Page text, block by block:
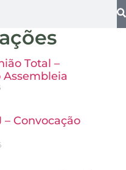
Total –
Assembleia
– Convocação